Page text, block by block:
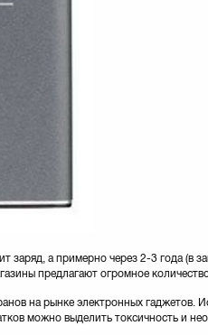
заряд, а примерно через 2-3 года
предлагают огромное
на рынке электронных
можно выделить токсичность и